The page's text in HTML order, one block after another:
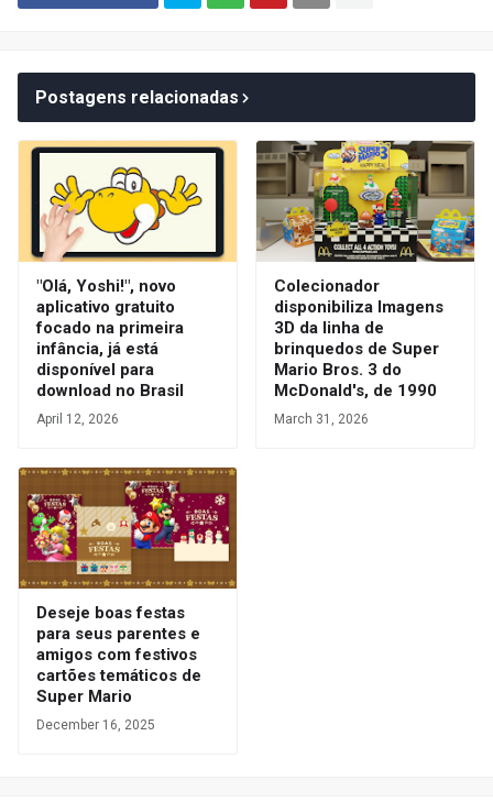
Postagens relacionadas
"Olá, Yoshi!", novo
aplicativo gratuito
focado na primeira
infância, já está
disponível para
download no Brasil
April 12, 2026
Colecionador
disponibiliza Imagens
3D da linha de
brinquedos de Super
Mario Bros. 3 do
McDonald's, de 1990
March 31, 2026
Deseje boas festas
para seus parentes e
amigos com festivos
cartões temáticos de
Super Mario
December 16, 2025